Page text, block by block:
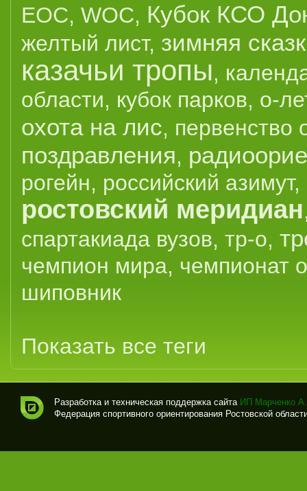
EOC, WOC, Кубок КСО
желтый лист, зимняя
казачьи тропы,
области, кубок парков, о-
охота на лис, первенство
поздравления,
рогейн, российский азимут,
ростовский меридиан
спартакиада вузов, тр-о,
чемпион мира, чемпионат
шиповник
Показать все теги
вно
Разработка и техническая поддержка сайта ИП Марченко
Федерация спортивного ориентирования Ростовской